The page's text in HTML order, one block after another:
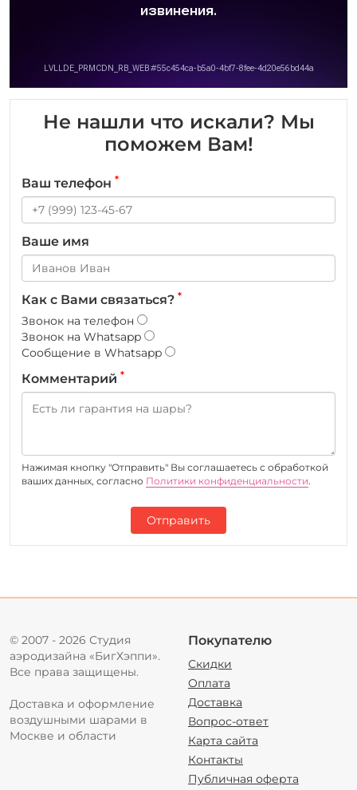
Не нашли что искали? Мы
поможем Вам!
Ваш телефон *
Ваше имя
Как с Вами связаться? *
Звонок на телефон
Звонок на Whatsapp
Сообщение в Whatsapp
Комментарий *
Нажимая кнопку "Отправить" Вы соглашаетесь c обработкой
ваших данных, согласно Политики конфиденциальности.
Отправить
© 2007 - 2026 Студия
аэродизайна «БигХэппи».
Все права защищены.
Доставка и оформление
воздушными шарами в
Москве и области
Покупателю
Скидки
Оплата
Доставка
Вопрос-ответ
Карта сайта
Контакты
Публичная оферта